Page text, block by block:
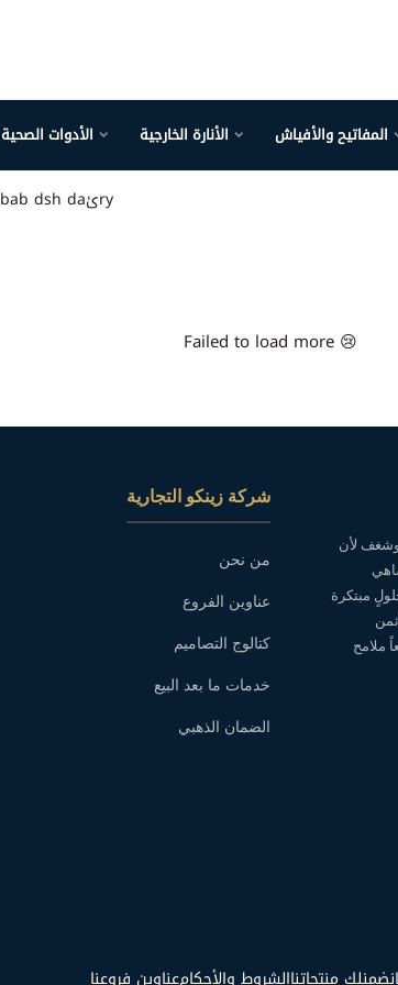
الأدوات الصحية الأنارة الخارجية المفاتيح والأفياش
sbab dsh daئry
Failed to load more 😢
لأن
مبتكرة
ملامح
شركة زينكو التجارية
من نحن
عناوين الفروع
كتالوج التصاميم
خدمات ما بعد البيع
الضمان الذهبي
عناوين فروعناالشروط والأحكامنضمنلك منتجاتنا